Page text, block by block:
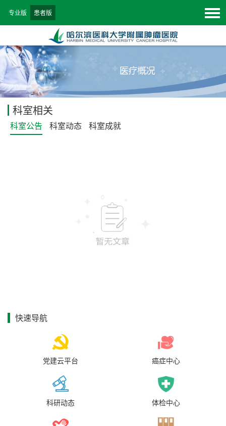
专业版 患者版
科室相关
科室公告 科室动态 科室成就
快速导航
党建云平台 癌症中心
科研动态 体检中心